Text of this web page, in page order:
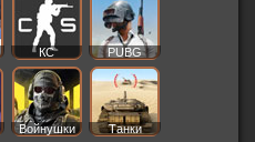
КС PUBG
Войнушки Танки